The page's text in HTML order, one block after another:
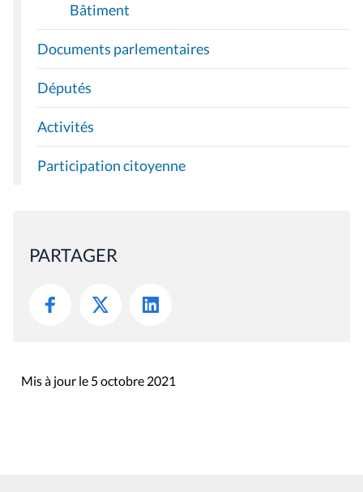
Bâtiment
Documents parlementaires
Députés
Activités
Participation citoyenne
PARTAGER
Mis à jour le 5 octobre 2021